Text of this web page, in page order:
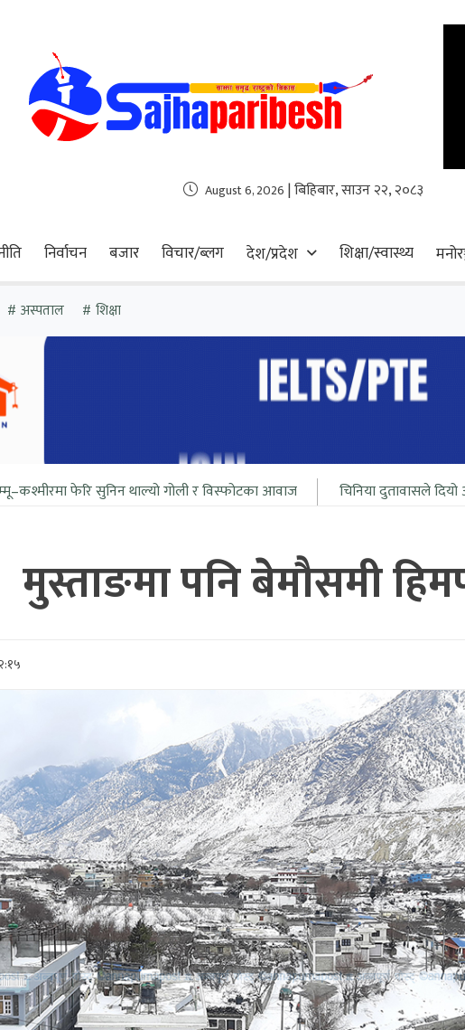
August 6, 2026 | बिहिबार, साउन २२, २०८३
निर्वाचन बजार विचार/ब्लग देश/प्रदेश शिक्षा/स्वास्थ्य
अस्पताल शिक्षा
सुनिन थाल्यो गोली र विस्फोटका आवाज चिनिया दुतावासले दियो आफ्ना
मुस्ताङमा पनि बेमौसमी